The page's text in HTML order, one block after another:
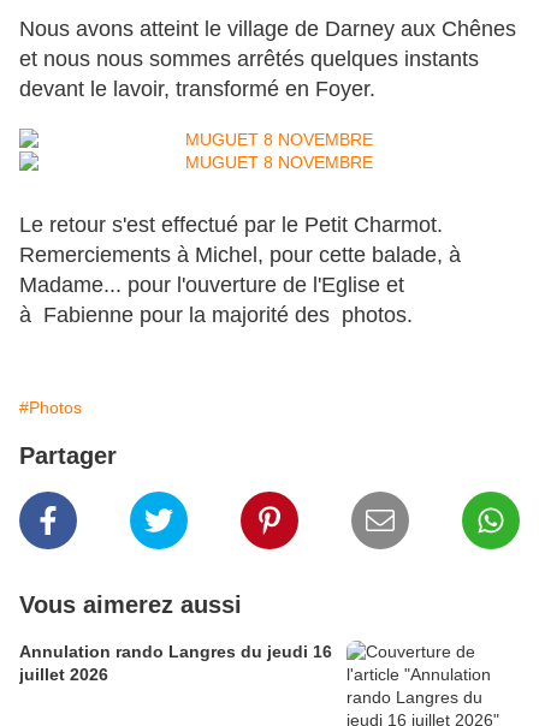
Nous avons atteint le village de Darney aux Chênes
et nous nous sommes arrêtés quelques instants
devant le lavoir, transformé en Foyer.
Le retour s'est effectué par le Petit Charmot.
Remerciements à Michel, pour cette balade, à
Madame... pour l'ouverture de l'Eglise et
à Fabienne pour la majorité des photos.
#Photos
Partager
Vous aimerez aussi
Annulation rando Langres du jeudi 16
juillet 2026